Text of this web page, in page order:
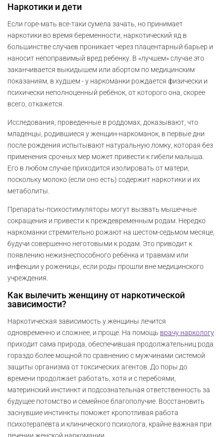
Наркотики и дети
Если горе-мать все-таки сумела зачать, но принимает
наркотики во время беременности, наркотический яд в
большинстве случаев проникает через плацентарный барьер и
наносит непоправимый вред ребенку. В «лучшем» случае это
заканчивается выкидышем или абортом по медицинским
показаниям, в худшем - у наркоманки рождается физически и
психически неполноценный ребёнок, от которого она, скорее
всего, откажется.
Исследования, проведенные в роддомах, доказывают, что
младенцы, родившиеся у женщин-наркоманок, в первые дни
после рождения испытывают натуральную ломку, которая без
применения срочных мер может привести к гибели малыша.
Его в любом случае приходится изолировать от матери,
поскольку молоко (если оно есть) содержит наркотики и их
метаболиты.
Препараты-психостимуляторы могут вызвать мышечные
сокращения и привести к преждевременным родам. Нередко
наркоманки стремительно рожают на шестом-седьмом месяце,
будучи совершенно неготовыми к родам. Это приводит к
появлению нежизнеспособного ребёнка и травмам или
инфекции у роженицы, если роды прошли вне медицинского
учреждения.
Как вылечить женщину от наркотической
зависимости?
Наркотическая зависимость у женщины лечится
одновременно и сложнее, и проще. На помощь врачу наркологу
приходит сама природа, обеспечившая продолжательниц рода
гораздо более мощной по сравнению с мужчинами системой
защиты организма от токсических агентов. До поры до
времени продолжает работать, хотя и с перебоями,
материнский инстинкт и подсознательная ответственность за
будущее потомство и семейное благополучие. Восстановить
заснувшие инстинкты поможет кропотливая работа
психотерапевта и клинического психолога, крайне важная при
лечении женской наркомании.